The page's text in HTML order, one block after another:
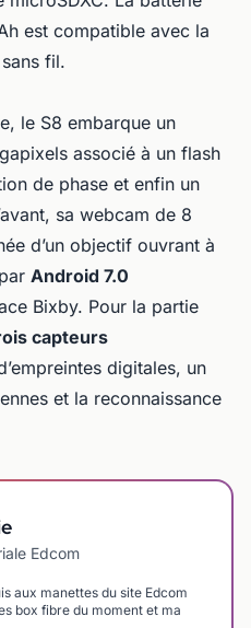
est compatible avec la
fil.
le S8 embarque un
associé à un flash
de phase et enfin un
sa webcam de 8
d’un objectif ouvrant à
Android 7.0
Bixby. Pour la partie
capteurs
digitales, un
et la reconnaissance
Edcom
aux manettes du site Edcom
box fibre du moment et ma